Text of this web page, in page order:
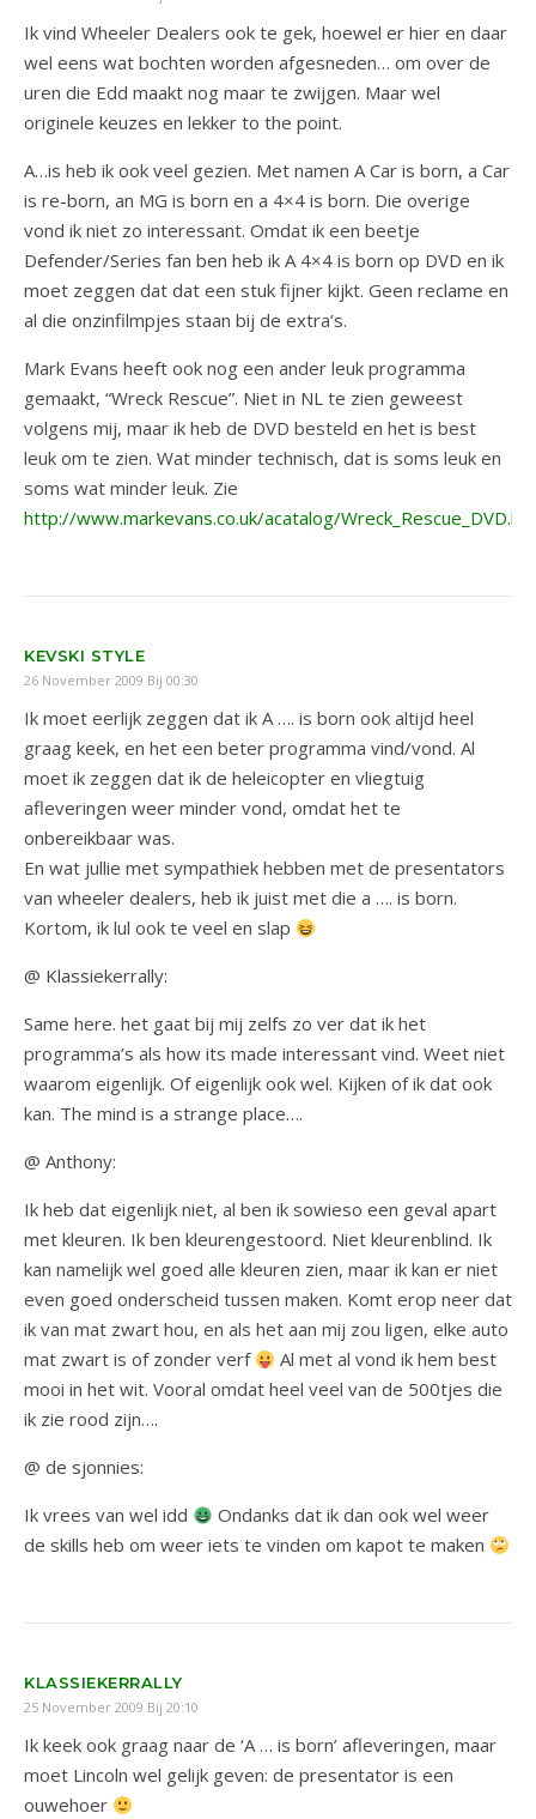
Ik vind Wheeler Dealers ook te gek, hoewel er hier en daar
wel eens wat bochten worden afgesneden… om over de
uren die Edd maakt nog maar te zwijgen. Maar wel
originele keuzes en lekker to the point.
A…is heb ik ook veel gezien. Met namen A Car is born, a Car
is re-born, an MG is born en a 4×4 is born. Die overige
vond ik niet zo interessant. Omdat ik een beetje
Defender/Series fan ben heb ik A 4×4 is born op DVD en ik
moet zeggen dat dat een stuk fijner kijkt. Geen reclame en
al die onzinfilmpjes staan bij de extra’s.
Mark Evans heeft ook nog een ander leuk programma
gemaakt, “Wreck Rescue”. Niet in NL te zien geweest
volgens mij, maar ik heb de DVD besteld en het is best
leuk om te zien. Wat minder technisch, dat is soms leuk en
soms wat minder leuk. Zie
http://www.markevans.co.uk/acatalog/
KEVSKI STYLE
26 November 2009 Bij 00:30
Ik moet eerlijk zeggen dat ik A …. is born ook altijd heel
graag keek, en het een beter programma vind/vond. Al
moet ik zeggen dat ik de heleicopter en vliegtuig
afleveringen weer minder vond, omdat het te
onbereikbaar was.
En wat jullie met sympathiek hebben met de presentators
van wheeler dealers, heb ik juist met die a …. is born.
Kortom, ik lul ook te veel en slap
@ Klassiekerrally:
Same here. het gaat bij mij zelfs zo ver dat ik het
programma’s als how its made interessant vind. Weet niet
waarom eigenlijk. Of eigenlijk ook wel. Kijken of ik dat ook
kan. The mind is a strange place….
@ Anthony:
Ik heb dat eigenlijk niet, al ben ik sowieso een geval apart
met kleuren. Ik ben kleurengestoord. Niet kleurenblind. Ik
kan namelijk wel goed alle kleuren zien, maar ik kan er niet
even goed onderscheid tussen maken. Komt erop neer dat
ik van mat zwart hou, en als het aan mij zou ligen, elke auto
mat zwart is of zonder verf
Al met al vond ik hem best
mooi in het wit. Vooral omdat heel veel van de 500tjes die
ik zie rood zijn….
@ de sjonnies:
Ik vrees van wel idd
Ondanks dat ik dan ook wel weer
de skills heb om weer iets te vinden om kapot te maken
KLASSIEKERRALLY
25 November 2009 Bij 20:10
Ik keek ook graag naar de ‘A … is born’ afleveringen, maar
moet Lincoln wel gelijk geven: de presentator is een
ouwehoer